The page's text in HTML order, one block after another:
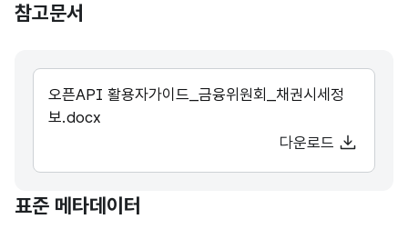
참고문서
오픈API 활용자가이드_금융위원회_채권시세정
보.docx
다운로드
표준 메타데이터